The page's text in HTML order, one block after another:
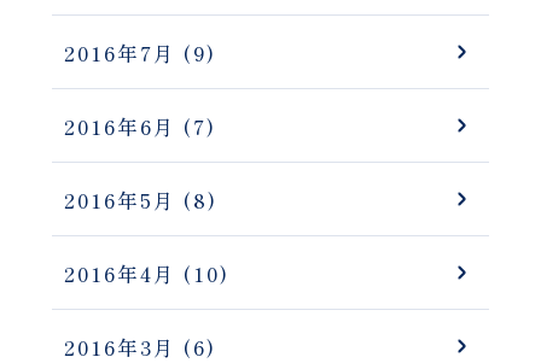
2016年7月 (9)
2016年6月 (7)
2016年5月 (8)
2016年4月 (10)
2016年3月 (6)